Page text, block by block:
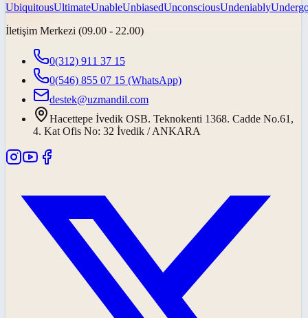
UbiquitousUltimateUnableUnbiasedUnconsciousUndeniably
İletişim Merkezi (09.00 - 22.00)
0(312) 911 37 15
0(546) 855 07 15 (WhatsApp)
destek@uzmandil.com
Hacettepe İvedik OSB. Teknokenti 1368. Cadde No.61,
4. Kat Ofis No: 32 İvedik / ANKARA